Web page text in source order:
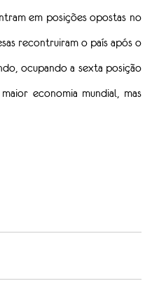
em posições opostas no
recontruiram o país após o
ocupando a sexta posição
economia mundial, mas